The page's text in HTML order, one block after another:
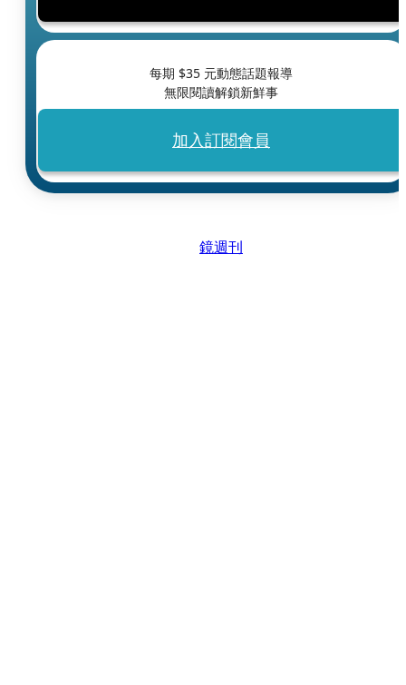
每期 $35 元動態話題報導
無限閱讀解鎖新鮮事
加入訂閱會員
鏡週刊